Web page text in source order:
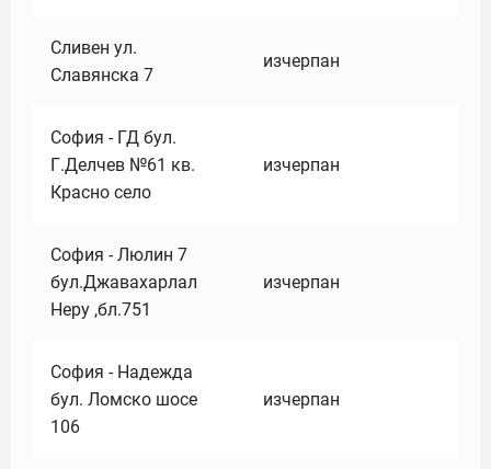
Сливен ул.
Славянска 7
изчерпан
София - ГД бул.
Г.Делчев №61 кв.
Красно село
изчерпан
София - Люлин 7
бул.Джавахарлал
Неру ,бл.751
изчерпан
София - Надежда
бул. Ломско шосе
106
изчерпан